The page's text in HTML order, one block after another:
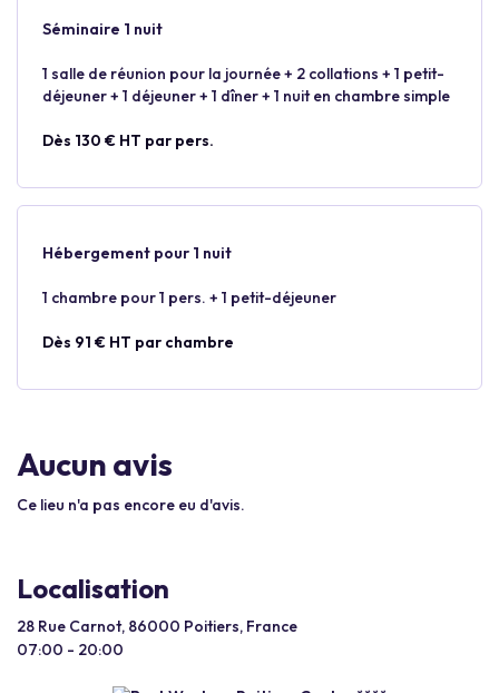
Séminaire 1 nuit
1 salle de réunion pour la journée + 2 collations + 1 petit-
déjeuner + 1 déjeuner + 1 dîner + 1 nuit en chambre simple
Dès 130 € HT par pers.
Hébergement pour 1 nuit
1 chambre pour 1 pers. + 1 petit-déjeuner
Dès 91 € HT par chambre
Aucun avis
Ce lieu n'a pas encore eu d'avis.
Localisation
28 Rue Carnot, 86000 Poitiers, France
07:00 - 20:00